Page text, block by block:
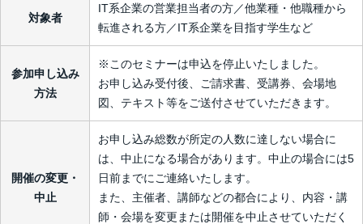
対象者
IT系企業の営業担当者の方／他業種・他職種から
転進される方／IT系企業を目指す学生など
参加申し込み
方法
※このセミナーは申込を停止いたしました。
お申し込み受付後、ご請求書、受講券、会場地
図、テキスト等をご送付させていただきます。
開催の変更・
中止
お申し込み総数が所定の人数に達しない場合に
は、中止になる場合があります。中止の場合には5
日前までにご連絡いたします。
また、主催者、講師などの都合により、内容・講
師・会場を変更または開催を中止させていただく